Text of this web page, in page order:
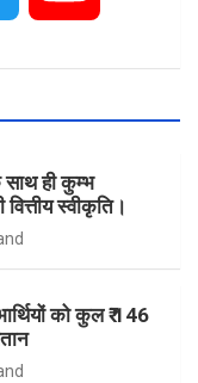
i
t
t
e
u
T
u
ही कुम्भ
स्वीकृति।
को कुल ₹ 146